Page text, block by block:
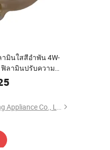
มินใสสีอำพัน 4W-
ฟิลามินปรับความ
Ningbo Ido Lighting Appliance Co., Ltd.